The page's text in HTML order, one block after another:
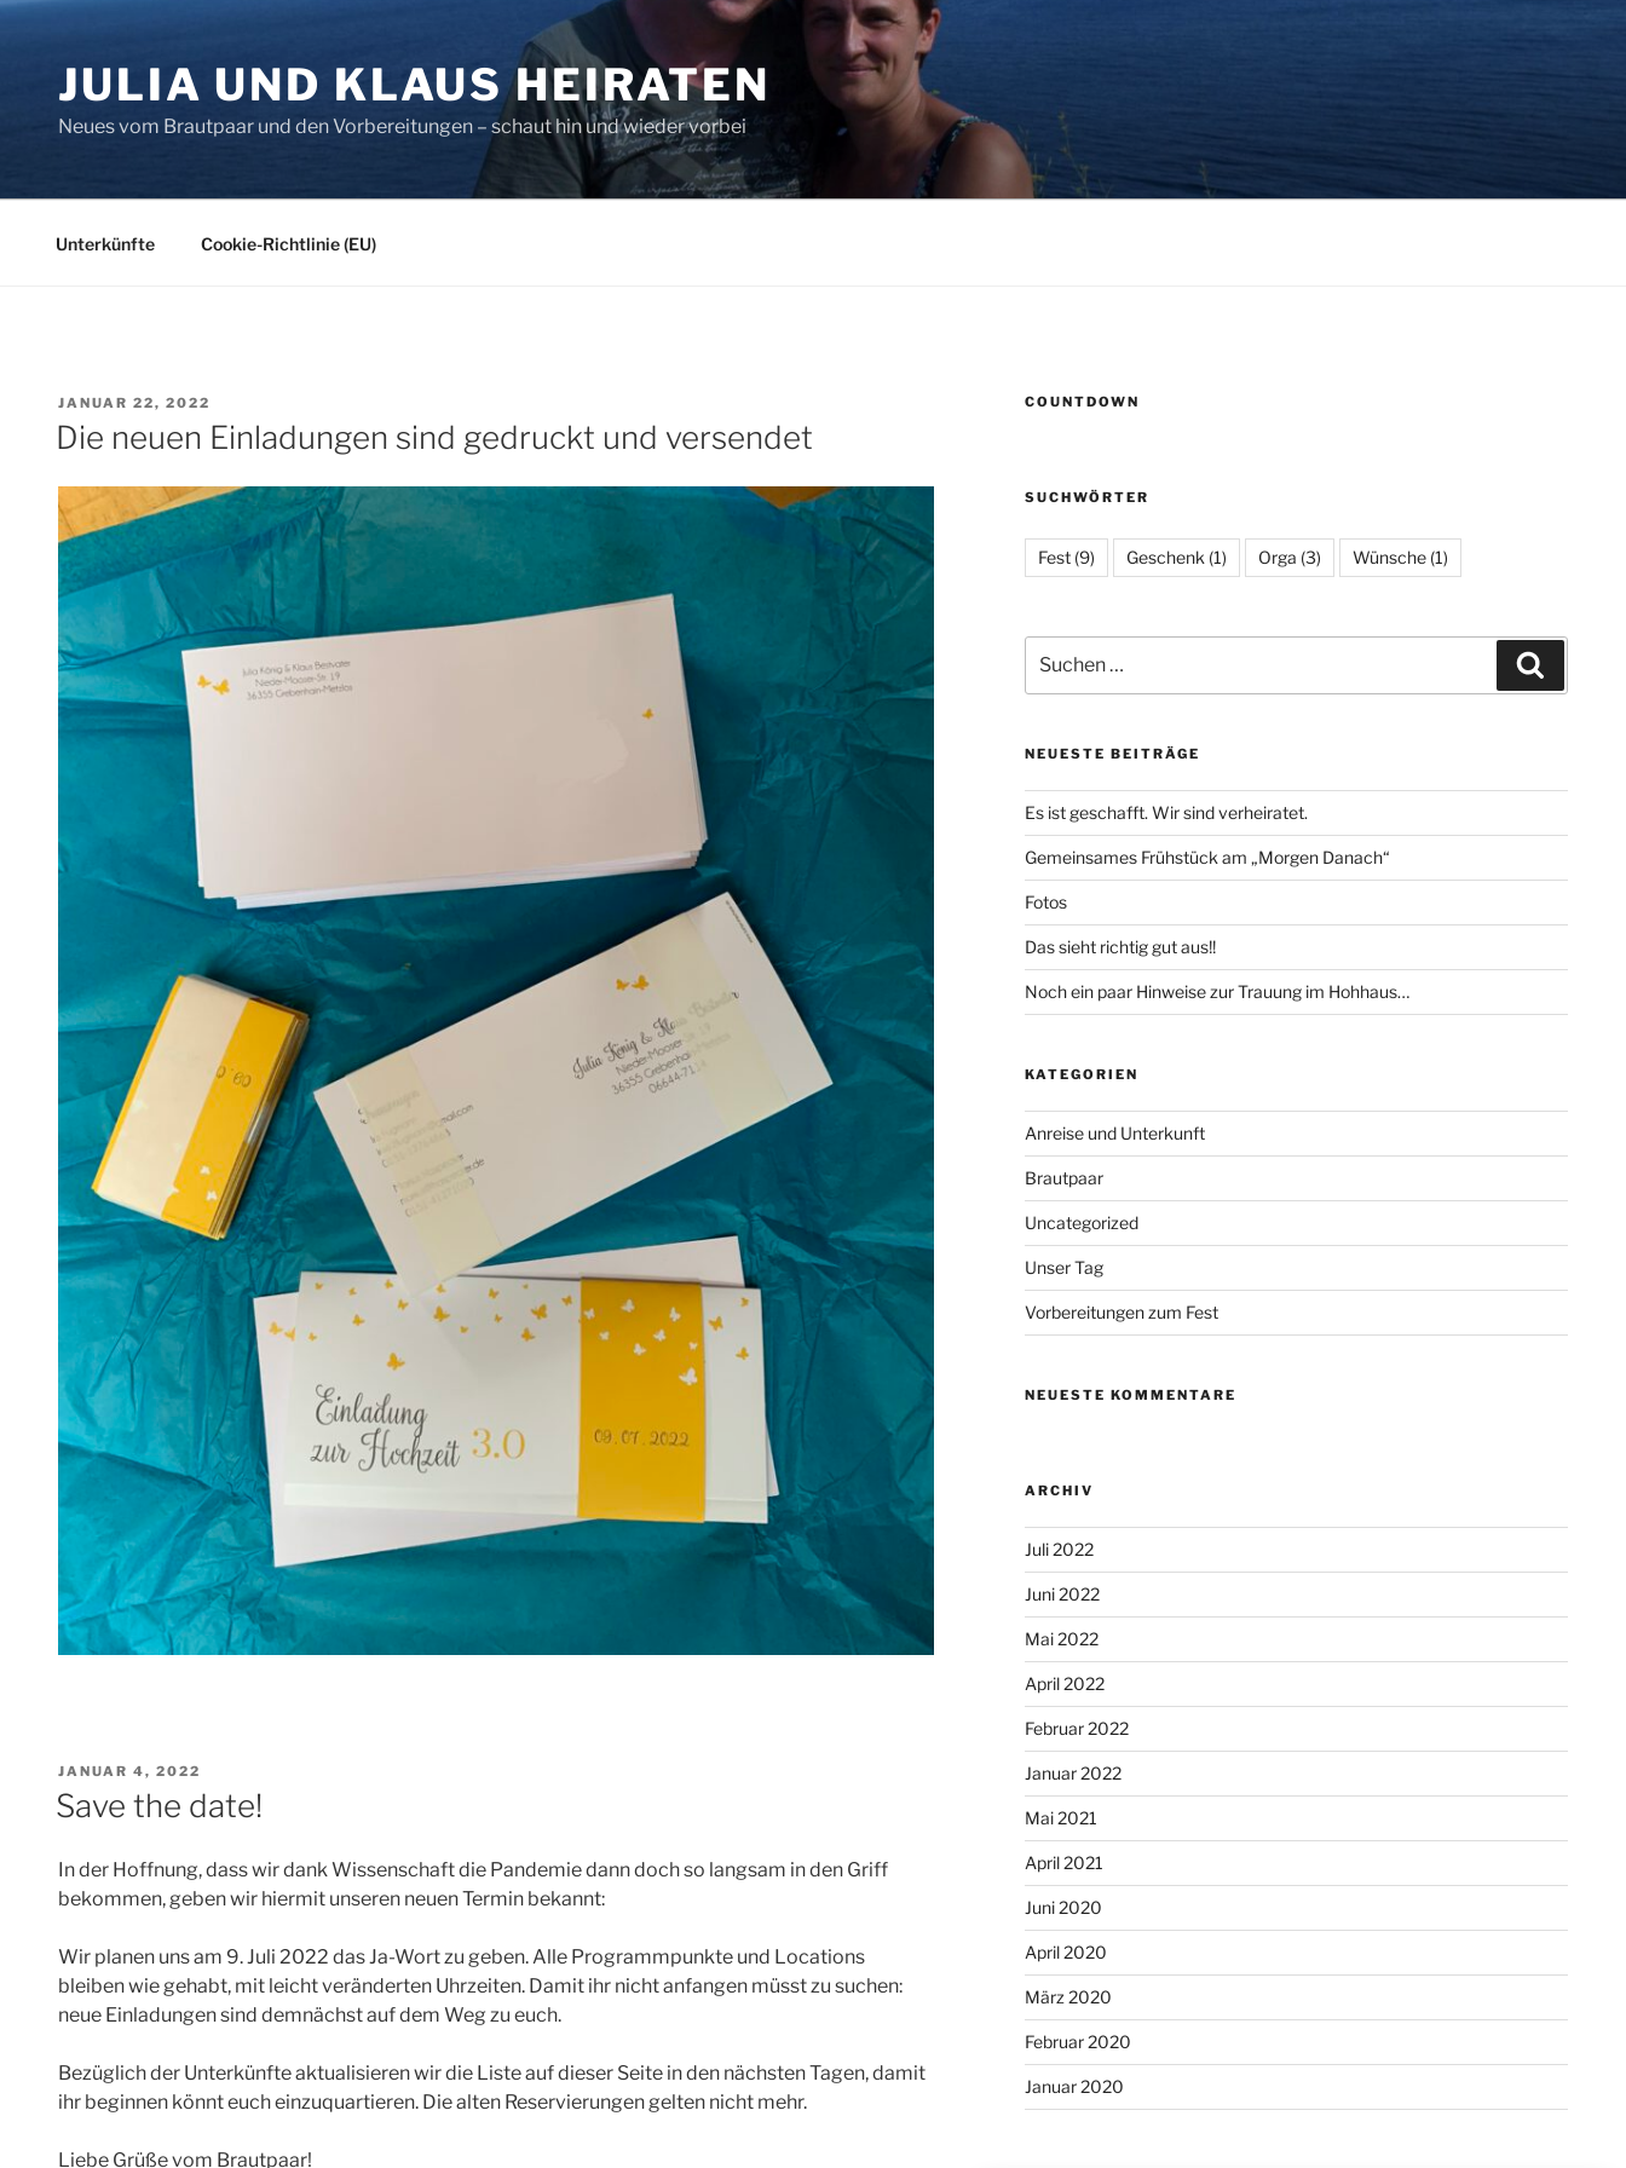
Zum
springenJULIA UND KLAUS HEIRATEN
Neues vom Brautpaar und den Vorbereitungen – schaut hin und wieder vorbei
Unterkünfte Cookie-Richtlinie (EU)
VERÖFFENTLICHT
AM
JANUAR 22, 2022
Die neuen Einladungen sind gedruckt und versendet
VERÖFFENTLICHT
AM
JANUAR 4, 2022
Save the date!
In der Hoffnung, dass wir dank Wissenschaft die Pandemie dann doch so langsam in den Griff
bekommen, geben wir hiermit unseren neuen Termin bekannt:
Wir planen uns am 9. Juli 2022 das Ja-Wort zu geben. Alle Programmpunkte und Locations
bleiben wie gehabt, mit leicht veränderten Uhrzeiten. Damit ihr nicht anfangen müsst zu suchen:
neue Einladungen sind demnächst auf dem Weg zu euch.
Bezüglich der Unterkünfte aktualisieren wir die Liste auf dieser Seite in den nächsten Tagen, damit
ihr beginnen könnt euch einzuquartieren. Die alten Reservierungen gelten nicht mehr.
Liebe Grüße vom Brautpaar!
COUNTDOWN
SUCHWÖRTER
Fest(9) Geschenk (1) Orga (3) Wünsche(1)
nach:
NEUESTE BEITRÄGE
Es ist geschafft. Wir sind verheiratet.
Gemeinsames Frühstück am „Morgen Danach“
Fotos
Das sieht richtig gut aus!!
Noch ein paar Hinweise zur Trauung im Hohhaus…
KATEGORIEN
Anreise und Unterkunft
Brautpaar
Uncategorized
Unser Tag
Vorbereitungen zum Fest
NEUESTE KOMMENTARE
ARCHIV
Juli 2022
Juni 2022
Mai 2022
April 2022
Februar 2022
Januar 2022
Mai 2021
April 2021
Juni 2020
April 2020
März 2020
Februar 2020
Januar 2020